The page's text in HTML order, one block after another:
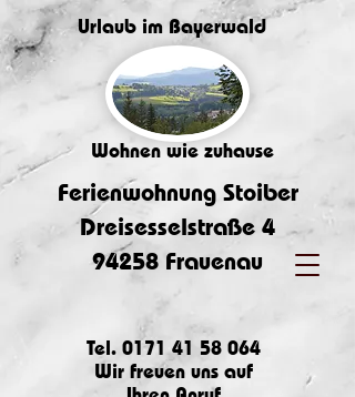
Wohnen wie zuhause
Urlaub im Bayerwald
Ferienwohnung Stoiber
Dreisesselstraße 4
94258 Frauenau
Tel. 0171 41 58 064
Wir freuen uns auf